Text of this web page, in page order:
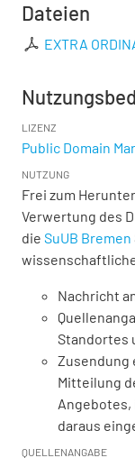
Dateien
EXTRA
LIZENZ
Public Domain
NUTZUNG
Frei zum
Verwertung des
die SuUB Bremen
Nachricht
Standortes
Zusendung
Mitteilung
Angebotes,
daraus
QUELLENANGABE